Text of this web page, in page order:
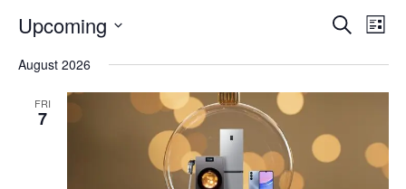
and
Search
List
Upcoming
date.
August 2026
FRI
7